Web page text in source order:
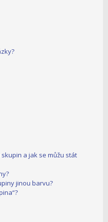
a jak se můžu stát
jinou barvu?